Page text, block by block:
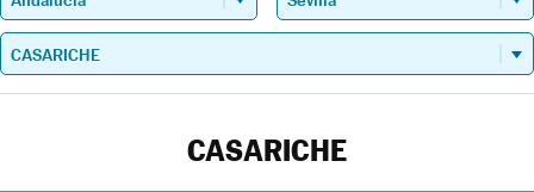
CASARICHE